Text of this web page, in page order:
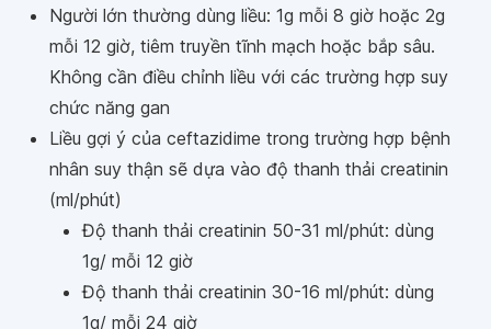
Người lớn thường dùng liều: 1g mỗi 8 giờ hoặc 2g
mỗi 12 giờ, tiêm truyền tĩnh mạch hoặc bắp sâu.
Không cần điều chỉnh liều với các trường hợp suy
chức năng gan
Liều gợi ý của ceftazidime trong trường hợp bệnh
nhân suy thận sẽ dựa vào độ thanh thải creatinin
(ml/phút)
Độ thanh thải creatinin 50-31 ml/phút: dùng
1g/ mỗi 12 giờ
Độ thanh thải creatinin 30-16 ml/phút: dùng
1g/ mỗi 24 giờ